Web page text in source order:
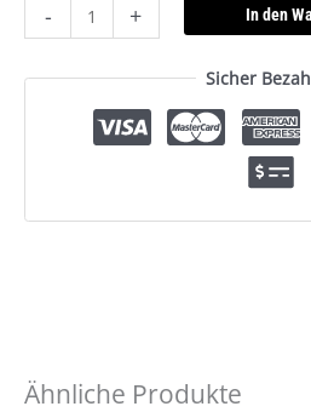
- + In den
Sicher
Ähnliche Produkte